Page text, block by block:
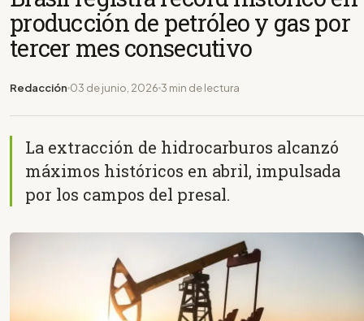
producción de petróleo y gas por
tercer mes consecutivo
Redacción 03 de junio, 2026 3 min de lectura
La extracción de hidrocarburos alcanzó
máximos históricos en abril, impulsada
por los campos del presal.